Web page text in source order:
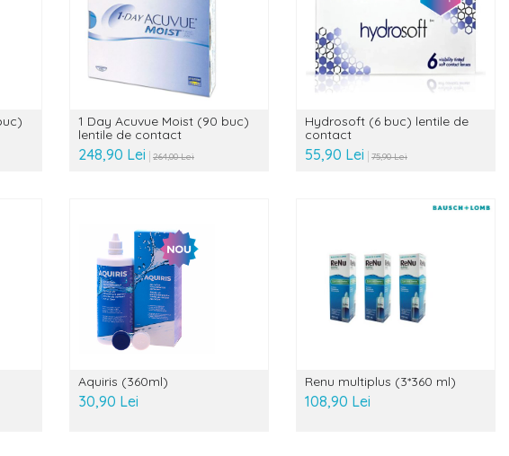
1 Day Acuvue Moist (90 buc)
lentile de contact
248,90 Lei 264,00 Lei
Hydrosoft (6 buc) lentile de
contact
55,90 Lei 75,90 Lei
Aquiris (360ml)
30,90 Lei
Renu multiplus (3*360 ml)
108,90 Lei